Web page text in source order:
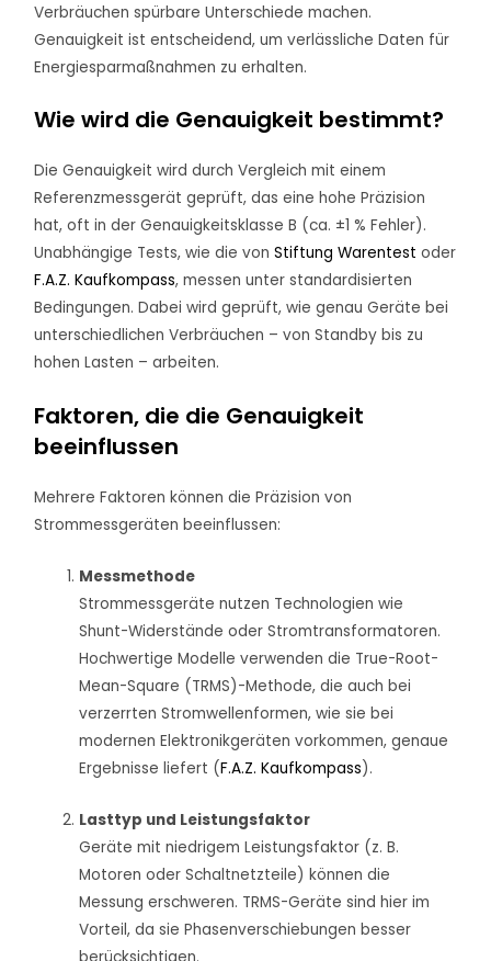
Verbräuchen spürbare Unterschiede machen.
Genauigkeit ist entscheidend, um verlässliche Daten für
Energiesparmaßnahmen zu erhalten.
Wie wird die Genauigkeit bestimmt?
Die Genauigkeit wird durch Vergleich mit einem
Referenzmessgerät geprüft, das eine hohe Präzision
hat, oft in der Genauigkeitsklasse B (ca. ±1 % Fehler).
Unabhängige Tests, wie die vonStiftung Warentest oder
F.A.Z. Kaufkompass, messen unter standardisierten
Bedingungen. Dabei wird geprüft, wie genau Geräte bei
unterschiedlichen Verbräuchen – von Standby bis zu
hohen Lasten – arbeiten.
Faktoren, die die Genauigkeit
beeinflussen
Mehrere Faktoren können die Präzision von
Strommessgeräten beeinflussen:
Messmethode
Strommessgeräte nutzen Technologien wie
Shunt-Widerstände oder Stromtransformatoren.
Hochwertige Modelle verwenden die True-Root-
Mean-Square (TRMS)-Methode, die auch bei
verzerrten Stromwellenformen, wie sie bei
modernen Elektronikgeräten vorkommen, genaue
Ergebnisse liefert (F.A.Z. Kaufkompass).
Lasttyp und Leistungsfaktor
Geräte mit niedrigem Leistungsfaktor (z. B.
Motoren oder Schaltnetzteile) können die
Messung erschweren. TRMS-Geräte sind hier im
Vorteil, da sie Phasenverschiebungen besser